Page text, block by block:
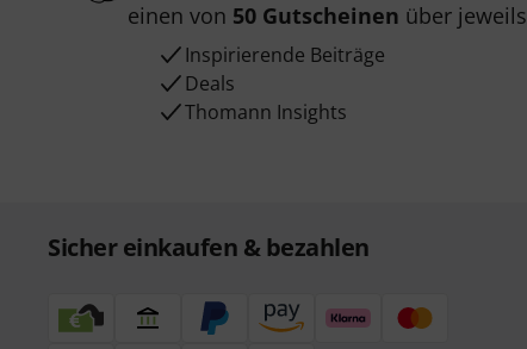
einen von 50 Gutscheinen über jeweils
Inspirierende Beiträge
Deals
Thomann Insights
Sicher einkaufen & bezahlen